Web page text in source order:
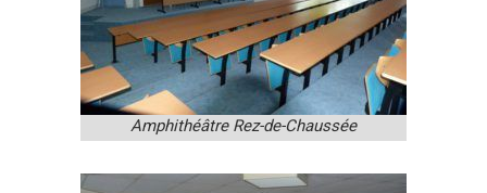
Amphithéâtre Rez-de-Chaussée